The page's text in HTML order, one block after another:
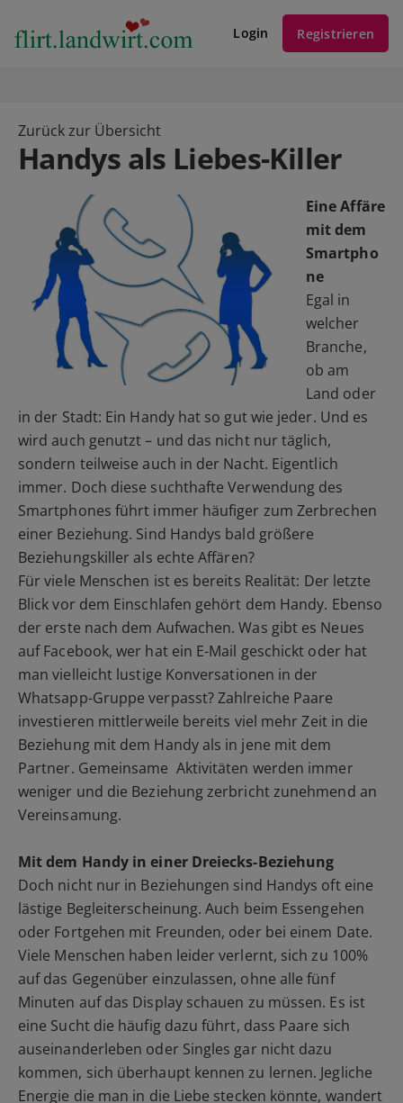
Login Registrieren
Zurück zur Übersicht
Handys als Liebes-Killer
Eine Affäre
mit dem
Smartpho
ne
Egal in
welcher
Branche,
ob am
Land oder
in der Stadt: Ein Handy hat so gut wie jeder. Und es
wird auch genutzt – und das nicht nur täglich,
sondern teilweise auch in der Nacht. Eigentlich
immer. Doch diese suchthafte Verwendung des
Smartphones führt immer häufiger zum Zerbrechen
einer Beziehung. Sind Handys bald größere
Beziehungskiller als echte Affären?
Für viele Menschen ist es bereits Realität: Der letzte
Blick vor dem Einschlafen gehört dem Handy. Ebenso
der erste nach dem Aufwachen. Was gibt es Neues
auf Facebook, wer hat ein E-Mail geschickt oder hat
man vielleicht lustige Konversationen in der
Whatsapp-Gruppe verpasst? Zahlreiche Paare
investieren mittlerweile bereits viel mehr Zeit in die
Beziehung mit dem Handy als in jene mit dem
Partner. Gemeinsame Aktivitäten werden immer
weniger und die Beziehung zerbricht zunehmend an
Vereinsamung.
Mit dem Handy in einer Dreiecks-Beziehung
Doch nicht nur in Beziehungen sind Handys oft eine
lästige Begleiterscheinung. Auch beim Essengehen
oder Fortgehen mit Freunden, oder bei einem Date.
Viele Menschen haben leider verlernt, sich zu 100%
auf das Gegenüber einzulassen, ohne alle fünf
Minuten auf das Display schauen zu müssen. Es ist
eine Sucht die häufig dazu führt, dass Paare sich
auseinanderleben oder Singles gar nicht dazu
kommen, sich überhaupt kennen zu lernen. Jegliche
Energie die man in die Liebe stecken könnte, wandert